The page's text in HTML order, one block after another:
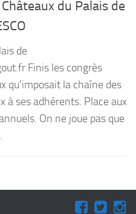
du Palais de
de
Finis les congrès
qu’imposait la chaîne des
à ses adhérents. Place aux
On ne joue pas que